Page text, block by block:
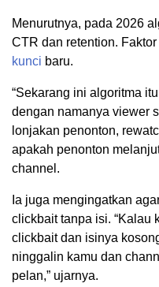
Menurutnya, pada 2026
CTR dan retention.
kunci baru.
“Sekarang ini algoritma
dengan namanya viewer
lonjakan penonton,
apakah penonton
channel.
Ia juga mengingatkan
clickbait tanpa isi. “Kalau
clickbait dan isinya
ninggalin kamu dan
pelan,” ujarnya.